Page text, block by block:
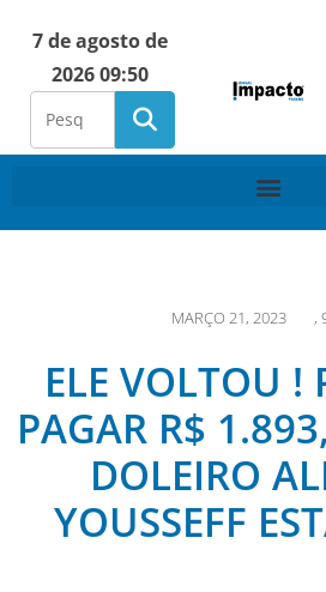
7 de agosto de
2026 09:50
MARÇO 21, 2023 ,
ELE VOLTOU !
PAGAR R$
DOLEIRO
YOUSSEFF